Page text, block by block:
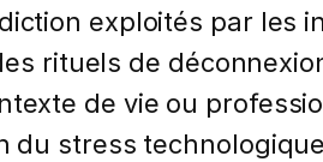
exploités par les
rituels de
de vie ou
du stress